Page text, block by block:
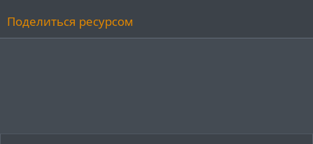
Поделиться ресурсом